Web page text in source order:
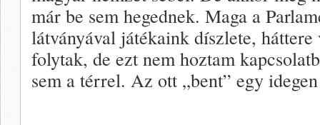
már be sem hegednek. Maga a
látványával játékaink díszlete,
folytak, de ezt nem hoztam
sem a térrel. Az ott „bent” egy